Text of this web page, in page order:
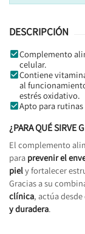
DESCRIPCIÓN
Complemento
celular.
Contiene
al
estrés oxidativo.
Apto para
¿PARA QUÉ SIRVE
El complemento
para prevenir el
piely fortalecer
Gracias a su
clínica, actúa
y duradera.